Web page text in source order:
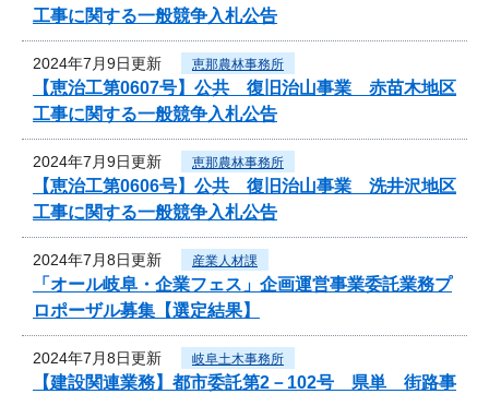
工事に関する一般競争入札公告
2024年7月9日更新 恵那農林事務所
【恵治工第0607号】公共 復旧治山事業 赤苗木地区
工事に関する一般競争入札公告
2024年7月9日更新 恵那農林事務所
【恵治工第0606号】公共 復旧治山事業 洗井沢地区
工事に関する一般競争入札公告
2024年7月8日更新 産業人材課
「オール岐阜・企業フェス」企画運営事業委託業務プ
ロポーザル募集【選定結果】
2024年7月8日更新 岐阜土木事務所
【建設関連業務】都市委託第2－102号 県単 街路事